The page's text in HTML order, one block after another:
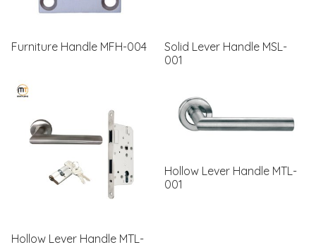
Furniture Handle MFH-004
Solid Lever Handle MSL-
001
Hollow Lever Handle MTL-
Hollow Lever Handle MTL-
001